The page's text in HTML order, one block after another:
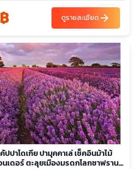
ดูรายละเอียดarrow_forward
ปาโดเกีย ปามุคคาเล่ เช็คอินม้าไม้
เดอร์ ตะลุยเมืองมรดกโลกซาฟราน